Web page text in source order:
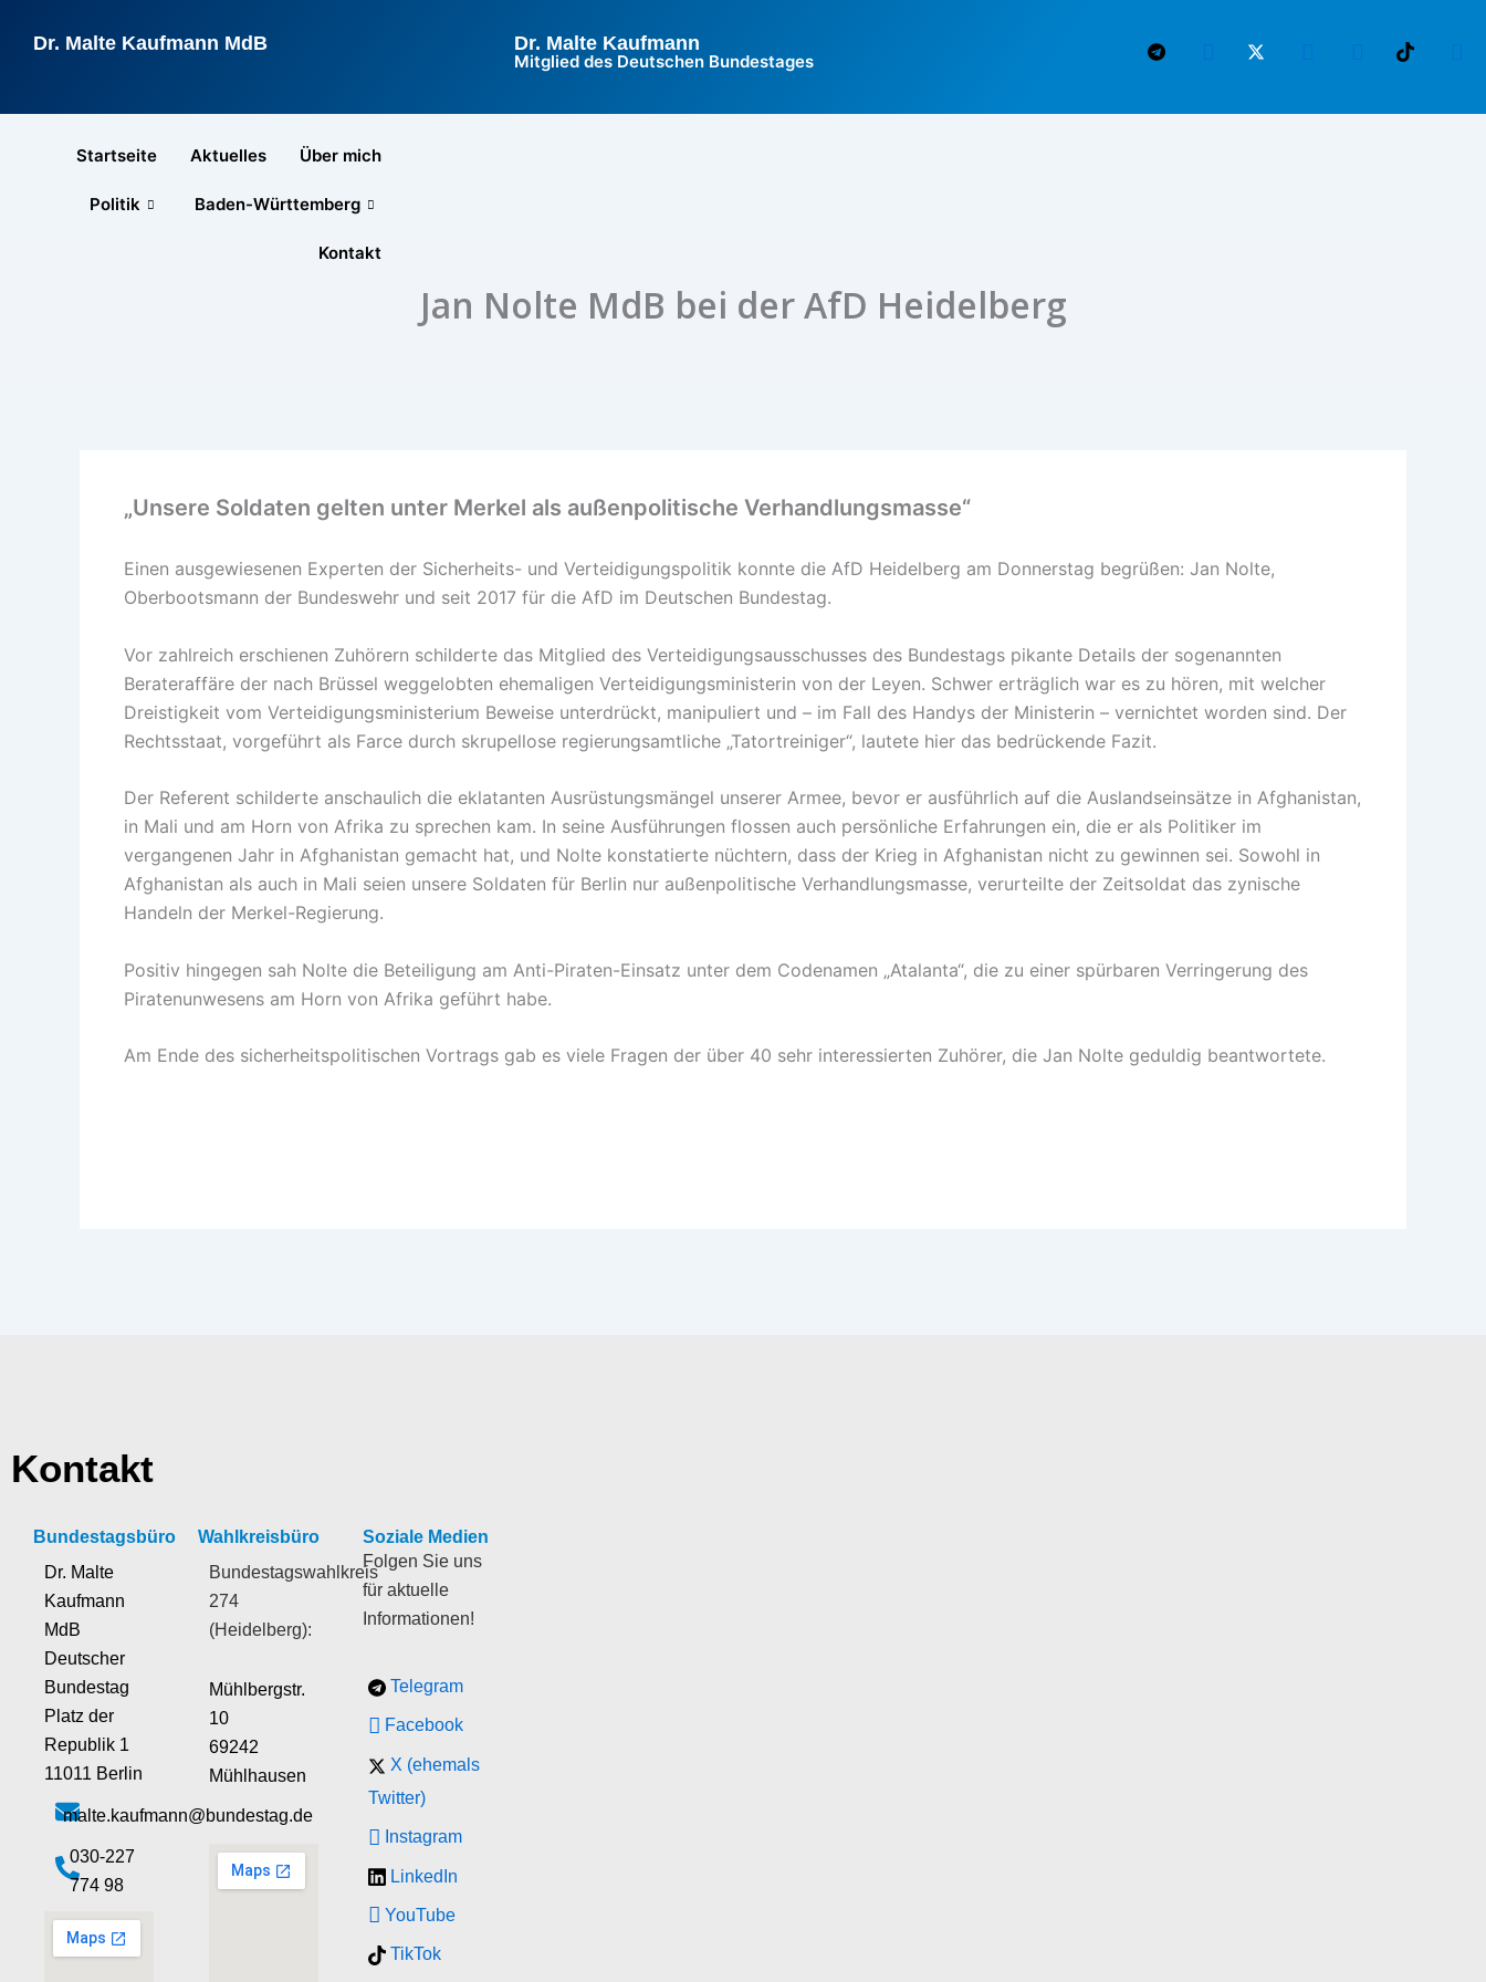
InhaltDr. Malte Kaufmann MdB Dr. Malte Kaufmann
Mitglied des Deutschen Bundestages
Startseite Aktuelles Über mich
Politik Baden-Württemberg
Kontakt
Jan Nolte MdB bei der AfD Heidelberg
„Unsere Soldaten gelten unter Merkel als außenpolitische Verhandlungsmasse“
Einen ausgewiesenen Experten der Sicherheits- und Verteidigungspolitik konnte die AfD Heidelberg am Donnerstag begrüßen: Jan Nolte,
Oberbootsmann der Bundeswehr und seit 2017 für die AfD im Deutschen Bundestag.
Vor zahlreich erschienen Zuhörern schilderte das Mitglied des Verteidigungsausschusses des Bundestags pikante Details der sogenannten
Berateraffäre der nach Brüssel weggelobten ehemaligen Verteidigungsministerin von der Leyen. Schwer erträglich war es zu hören, mit welcher
Dreistigkeit vom Verteidigungsministerium Beweise unterdrückt, manipuliert und – im Fall des Handys der Ministerin – vernichtet worden sind. Der
Rechtsstaat, vorgeführt als Farce durch skrupellose regierungsamtliche „Tatortreiniger“, lautete hier das bedrückende Fazit.
Der Referent schilderte anschaulich die eklatanten Ausrüstungsmängel unserer Armee, bevor er ausführlich auf die Auslandseinsätze in Afghanistan,
in Mali und am Horn von Afrika zu sprechen kam. In seine Ausführungen flossen auch persönliche Erfahrungen ein, die er als Politiker im
vergangenen Jahr in Afghanistan gemacht hat, und Nolte konstatierte nüchtern, dass der Krieg in Afghanistan nicht zu gewinnen sei. Sowohl in
Afghanistan als auch in Mali seien unsere Soldaten für Berlin nur außenpolitische Verhandlungsmasse, verurteilte der Zeitsoldat das zynische
Handeln der Merkel-Regierung.
Positiv hingegen sah Nolte die Beteiligung am Anti-Piraten-Einsatz unter dem Codenamen „Atalanta“, die zu einer spürbaren Verringerung des
Piratenunwesens am Horn von Afrika geführt habe.
Am Ende des sicherheitspolitischen Vortrags gab es viele Fragen der über 40 sehr interessierten Zuhörer, die Jan Nolte geduldig beantwortete.
Kontakt
Bundestagsbüro
Dr. Malte
Kaufmann
MdB
Deutscher
Bundestag
Platz der
Republik 1
11011 Berlin
malte.kaufmann@bundestag.de
‭030-227
774 98‬
Wahlkreisbüro
Bundestagswahlkreis
274
(Heidelberg):
Mühlbergstr.
10
69242
Mühlhausen
Soziale Medien
Folgen Sie uns
für aktuelle
Informationen!
Telegram
Facebook
X (ehemals
Twitter)
Instagram
LinkedIn
YouTube
TikTok